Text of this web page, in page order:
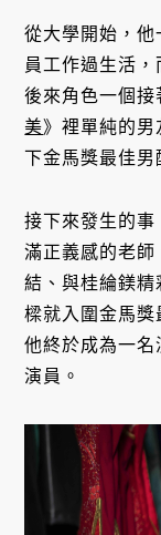
從大學開始，
員工作過生活，
後來角色一個
美》裡單純的男
下金馬獎最佳男
接下來發生的
滿正義感的老師
結、與桂綸鎂精
樑就入圍金馬
他終於成為一
演員。